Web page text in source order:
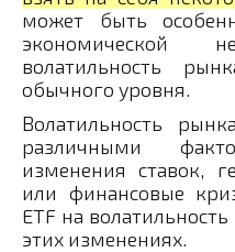
может быть
экономической
волатильность
обычного уровня.
Волатильность
различными
изменения ставок,
или финансовые
ETF на
этих изменениях.